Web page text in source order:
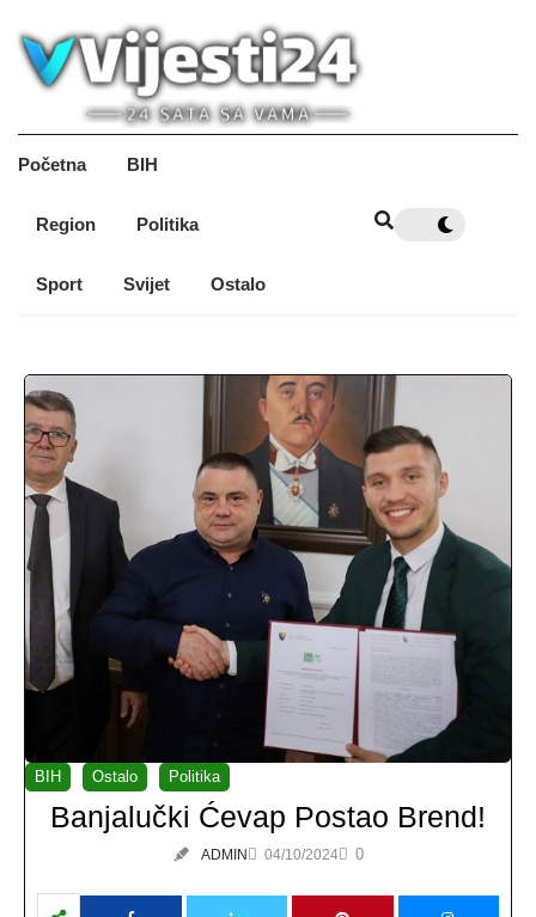
Početna BIH
Region Politika
Sport Svijet Ostalo
BIH Ostalo Politika
Banjalučki Ćevap Postao Brend!
ADMIN 04/10/2024 0